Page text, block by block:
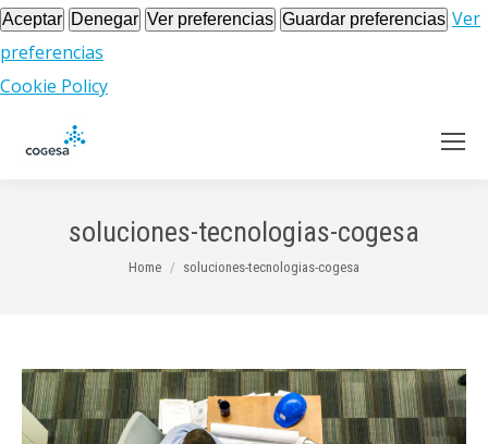
Aceptar Denegar Ver preferencias Guardar preferencias Ver
preferencias
Cookie Policy
soluciones-tecnologias-cogesa
You are here:
Home soluciones-tecnologias-cogesa